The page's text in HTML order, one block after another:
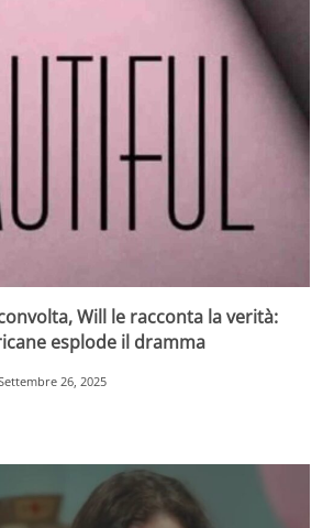
Will le racconta la verità:
esplode il dramma
26, 2025